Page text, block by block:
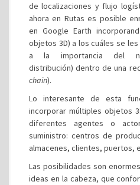
de localizaciones y flujo
ahora en Rutas es posible
en Google Earth
objetos 3D) a los cuáles se
a la importancia del
distribución) dentro de una
chain).
Lo interesante de esta
incorporar múltiples objetos
diferentes agentes o
suministro: centros de
almacenes, clientes, puertos,
Las posibilidades son
ideas en la cabeza, que